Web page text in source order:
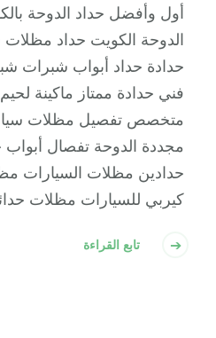
أول وأفضل حداد الدوحة
الدوحة الكويت حداد
حدادة حداد أبواب شبرات
فني حدادة ممتاز ماكينة
متخصص تفصيل مظلات
مجددة الدوحة تفصال أبواب
حدادين مظلات السيارات
كيربي للسيارات مظلات
تابع القراءة